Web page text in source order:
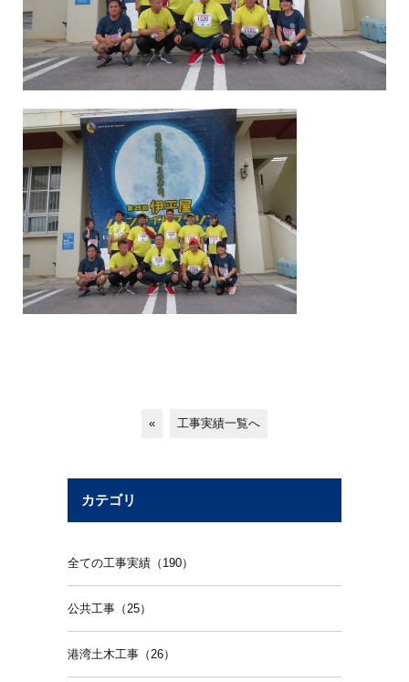
« 工事実績一覧へ
カテゴリ
全ての工事実績（190）
公共工事（25）
港湾土木工事（26）